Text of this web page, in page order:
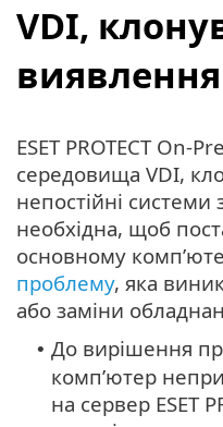
VDI,
ESET PROTECT On-
середовища VDI,
непостійні системи
необхідна, щоб
основному
проблему, яка
або заміни
• До вирішення
комп’ютер
на сервер ESET